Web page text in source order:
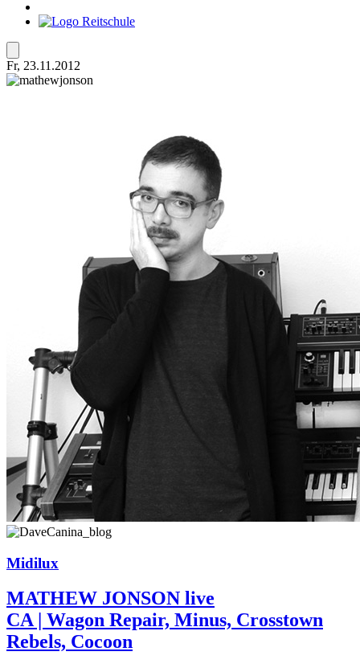
Fr, 23.11.2012
Midilux
MATHEW JONSON live
CA | Wagon Repair, Minus, Crosstown
Rebels, Cocoon